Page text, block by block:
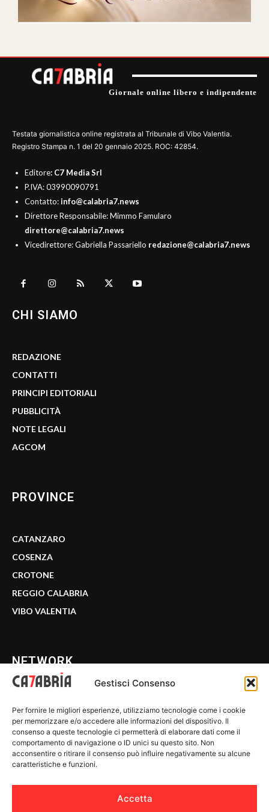
Gestisci Consenso
Per fornire le migliori esperienze, utilizziamo tecnologie come i cookie
per memorizzare e/o accedere alle informazioni del dispositivo. Il
consenso a queste tecnologie ci permetterà di elaborare dati come il
comportamento di navigazione o ID unici su questo sito. Non
acconsentire o ritirare il consenso può influire negativamente su alcune
caratteristiche e funzioni.
Accetta
Giornale online libero e indipendente
Testata giornalistica online registrata al Tribunale di Vibo Valentia.
Registro Stampa n. 1 del 20 gennaio 2025. ROC: 42854.
Editore: C7 Media Srl
P.IVA: 03990090791
Contatto:info@calabria7.news
Direttore Responsabile: Mimmo Famularo
direttore@calabria7.news
Vicedirettore: Gabriella Passariello redazione@calabria7.news
CHI SIAMO
REDAZIONE
CONTATTI
PRINCIPI EDITORIALI
PUBBLICITÀ
NOTE LEGALI
AGCOM
PROVINCE
CATANZARO
COSENZA
CROTONE
REGGIO CALABRIA
VIBO VALENTIA
NETWORK
WE CALABRIA
C7 PLAY
MIX ZONE